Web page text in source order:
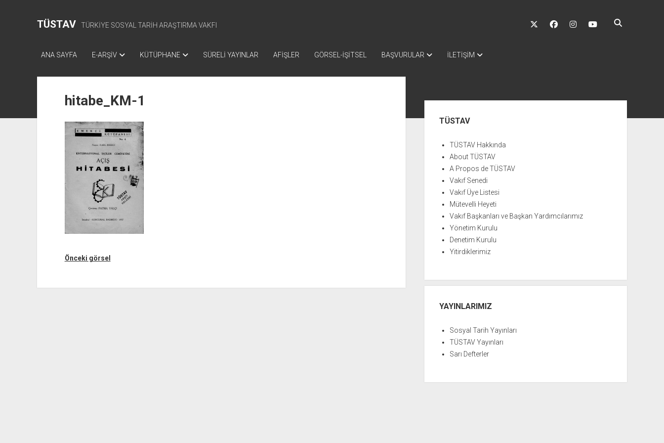
TÜSTAV TÜRKİYE SOSYAL TARİH ARAŞTIRMA VAKFI
twitter facebookinstagramyoutube
ANA SAYFA E-ARŞİV KÜTÜPHANE SÜRELİ YAYINLAR AFİŞLER GÖRSEL-İŞİTSEL BAŞVURULAR İLETİŞİM
hitabe_KM-1
Önceki görsel
MenüTÜSTAV
TÜSTAV Hakkında
About TÜSTAV
A Propos de TÜSTAV
Vakıf Senedi
Vakıf Üye Listesi
Mütevelli Heyeti
Vakıf Başkanları ve Başkan Yardımcılarımız
Yönetim Kurulu
Denetim Kurulu
Yitirdiklerimiz
YAYINLARIMIZ
Sosyal Tarih Yayınları
TÜSTAV Yayınları
Sarı Defterler